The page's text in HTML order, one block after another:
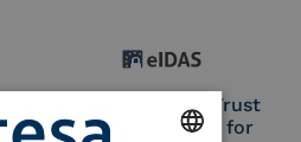
eIDAS Qualified Trust
Service Provider for